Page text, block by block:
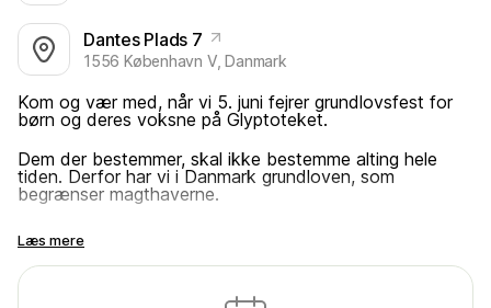
Dantes Plads 7
1556 København V, Danmark
Kom og vær med, når vi 5. juni fejrer grundlovsfest for
børn og deres voksne på Glyptoteket.
Dem der bestemmer, skal ikke bestemme alting hele
tiden. Derfor har vi i Danmark grundloven, som
begrænser magthaverne.
Det med magt kan være svært at forstå. Vi gør det
konkret og forståeligt for de fleste, når vi fortæller
historien om Julius Cæsar, der ville bestemme alting hele
tiden. Det gik ret godt, indtil han en dag blev myrdet.
Læs mere